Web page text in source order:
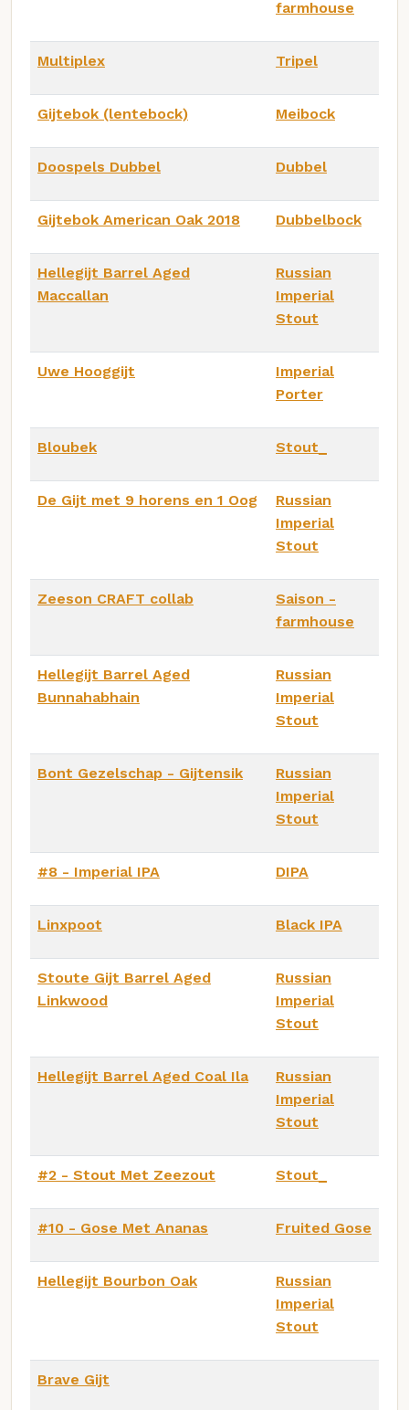
farmhouse
Multiplex Tripel
Gijtebok (lentebock) Meibock
Doospels Dubbel Dubbel
Gijtebok American Oak 2018 Dubbelbock
Hellegijt Barrel Aged
Maccallan
Russian
Imperial
Stout
Uwe Hooggijt
Imperial
Porter
Bloubek Stout_
De Gijt met 9 horens en 1 Oog
Russian
Imperial
Stout
Zeeson CRAFT collab
Saison -
farmhouse
Hellegijt Barrel Aged
Bunnahabhain
Russian
Imperial
Stout
Bont Gezelschap - Gijtensik
Russian
Imperial
Stout
#8 - Imperial IPA DIPA
Linxpoot Black IPA
Stoute Gijt Barrel Aged
Linkwood
Russian
Imperial
Stout
Hellegijt Barrel Aged Coal Ila
Russian
Imperial
Stout
#2 - Stout Met Zeezout Stout_
#10 - Gose Met Ananas Fruited Gose
Hellegijt Bourbon Oak
Russian
Imperial
Stout
Brave Gijt